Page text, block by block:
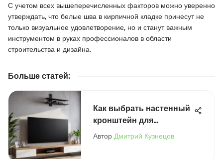
С учетом всех вышеперечисленных факторов можно уверенно
утверждать, что белые шва в кирпичной кладке принесут не
только визуальное удовлетворение, но и станут важным
инструментом в руках профессионалов в области
строительства и дизайна.
Больше статей:
Как выбрать настенный
кронштейн для
телевизора 32 дюйма
Автор Дмитрий Кузнецов